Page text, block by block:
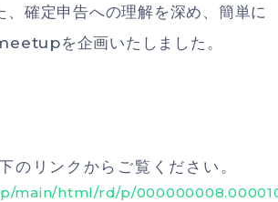
、確定申告への理解を深め、簡単に
を企画いたしました。
のリンクからご覧ください。
main/html/rd/p/